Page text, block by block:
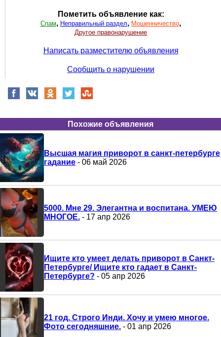
Пометить объявление как:
Спам, Неправильный раздел, Мошенничество,
Другое правонарушение
Написать разместителю объявления
Сообщить о нарушении
Похожие объявления
Высшая магия приворот в санкт-петербурге
гадание - 06 май 2026
5000. Мне 29. Элегантна и воспитана. УМЕЮ
МНОГОЕ. - 17 апр 2026
Ищите кто умеет делать приворот в Санкт-
Петербурге/ Ищите кто гадает в Санкт-
Петербурге? - 05 апр 2026
21 год. Строго Инди. Хочу и умею многое.
Фото сегодняшние. - 01 апр 2026